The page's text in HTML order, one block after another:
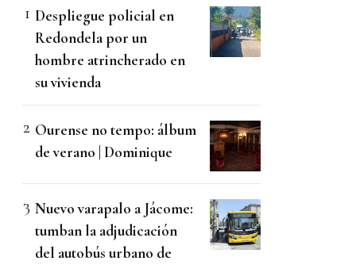
Despliegue policial en
Redondela por un
hombre atrincherado en
su vivienda
Ourense no tempo: álbum
de verano | Dominique
Nuevo varapalo a Jácome:
tumban la adjudicación
del autobús urbano de